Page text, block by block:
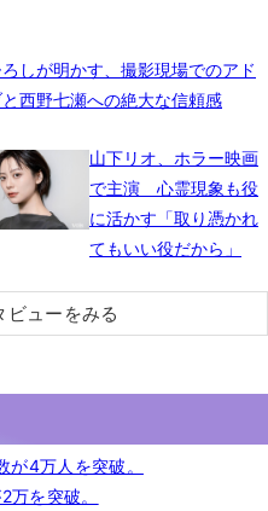
しが明かす、撮影現場でのアド
と西野七瀬への絶大な信頼感
山下リオ、ホラー映画
で主演 心霊現象も役
に活かす「取り憑かれ
てもいい役だから」
ビューをみる
4万人を突破。
を突破。